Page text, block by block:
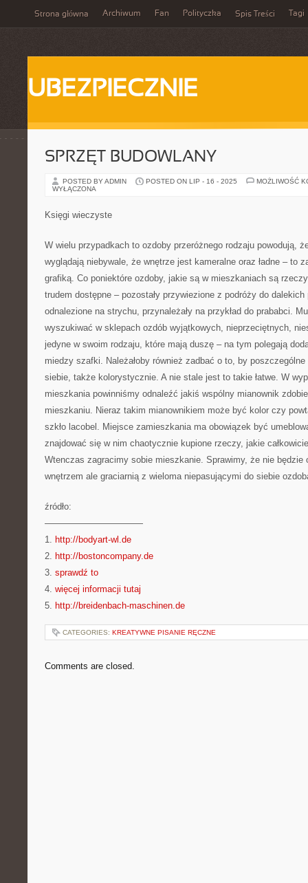
Strona główna Archiwum Fan Polityczka Spis Treści Tagi
UBEZPIECZNIE
SPRZĘT BUDOWLANY
POSTED BY ADMIN POSTED ON LIP - 16 - 2025
MOŻLIWOŚĆ
WYŁĄCZONA
Księgi wieczyste
W wielu przypadkach to ozdoby przeróżnego rodzaju powodują,
wyglądają niebywale, że wnętrze jest kameralne oraz ładne – to
grafiką. Co poniektóre ozdoby, jakie są w mieszkaniach są
trudem dostępne – pozostały przywiezione z podróży do dalekich
odnalezione na strychu, przynależały na przykład do prababci.
wyszukiwać w sklepach ozdób wyjątkowych, nieprzeciętnych,
jedyne w swoim rodzaju, które mają duszę – na tym polegają
miedzy szafki. Należałoby również zadbać o to, by poszczególne
siebie, także kolorystycznie. A nie stale jest to takie łatwe. W
mieszkania powinniśmy odnaleźć jakiś wspólny mianownik
mieszkaniu. Nieraz takim mianownikiem może być kolor czy
szkło lacobel. Miejsce zamieszkania ma obowiązek być
znajdować się w nim chaotycznie kupione rzeczy, jakie
Wtenczas zagracimy sobie mieszkanie. Sprawimy, że nie będzie
wnętrzem ale graciarnią z wieloma niepasującymi do siebie
źródło:
———————————
1. http://bodyart-wl.de
2. http://bostoncompany.de
3. sprawdź to
4. więcej informacji tutaj
5. http://breidenbach-maschinen.de
CATEGORIES: KREATYWNE PISANIE RĘCZNE
Comments are closed.